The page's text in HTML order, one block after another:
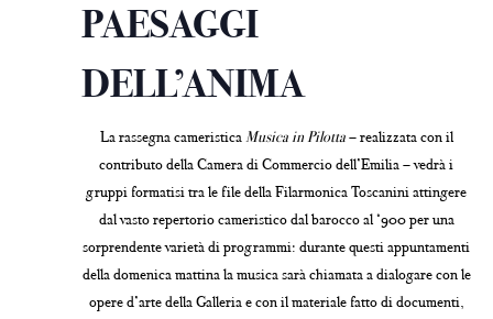
PAESAGGI
DELL’ANIMA
La rassegna cameristicaMusica in Pilotta– realizzata con il
contributo della Camera di Commercio dell’Emilia – vedrà i
gruppi formatisi tra le file della Filarmonica Toscanini attingere
dal vasto repertorio cameristico dal barocco al ‘900 per una
sorprendente varietà di programmi: durante questi appuntamenti
della domenica mattina la musica sarà chiamata a dialogare con le
opere d’arte della Galleria e con il materiale fatto di documenti,